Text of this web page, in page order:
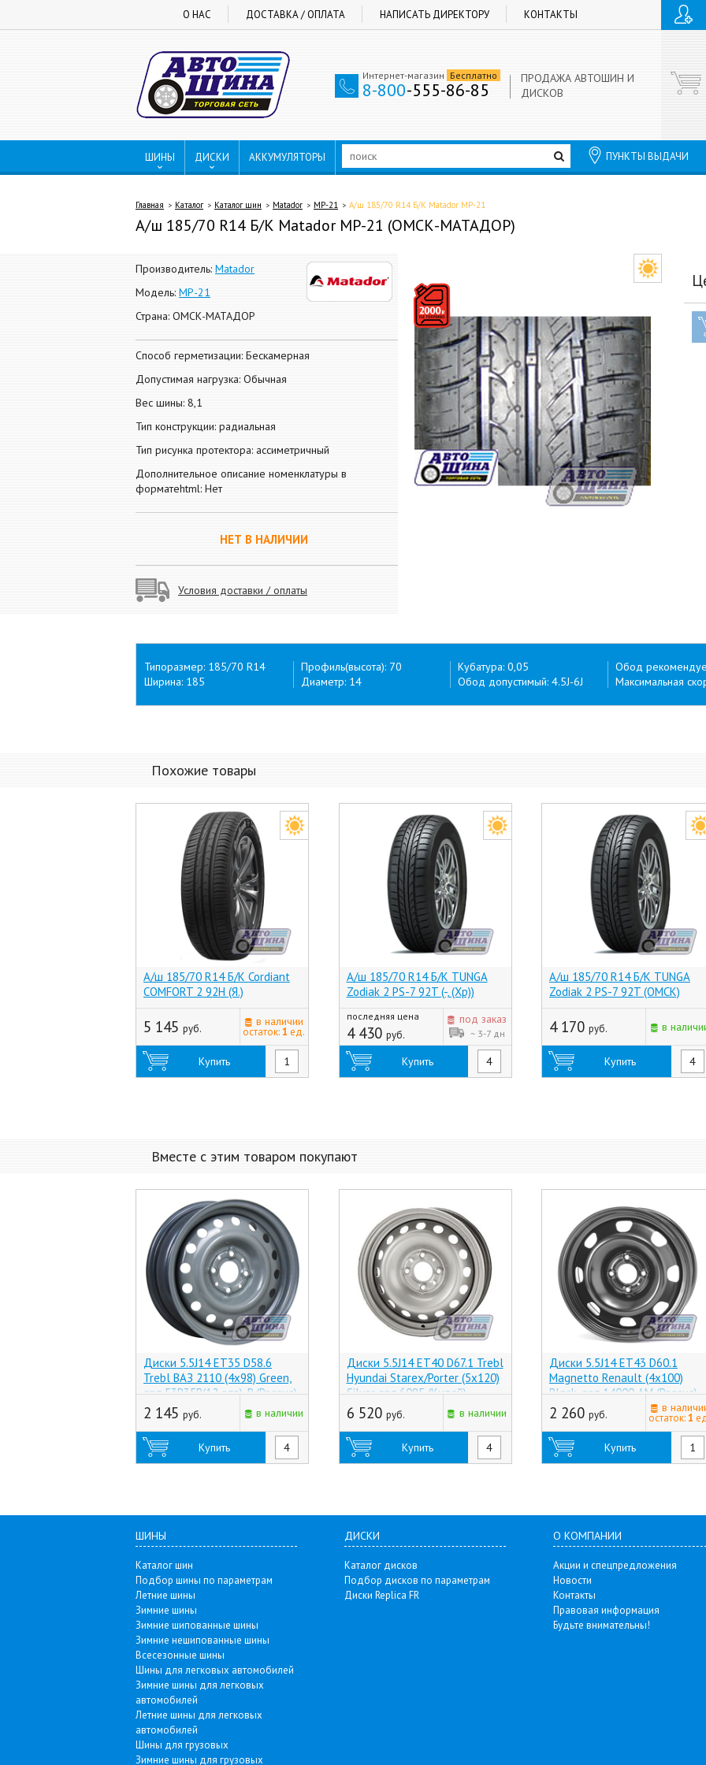
О НАС ДОСТАВКА / ОПЛАТА НАПИСАТЬ ДИРЕКТОРУ КОНТАКТЫ
Интернет-магазин Бесплатно
8-800-555-86-85
ПРОДАЖА АВТОШИН И
ДИСКОВ
ШИНЫ ДИСКИ АККУМУЛЯТОРЫ ПУНКТЫ ВЫДАЧИ
Главная Каталог Каталог шин Matador МР-21 А/ш 185/70 R14 Б/К Matador МР-21
А/ш 185/70 R14 Б/К Matador МР-21 (ОМСК-МАТАДОР)
Производитель: Matador
Модель: МР-21
Страна: ОМСК-МАТАДОР
Способ герметизации: Бескамерная
Допустимая нагрузка: Обычная
Вес шины: 8,1
Тип конструкции: радиальная
Тип рисунка протектора: ассиметричный
Дополнительное описание номенклатуры в
форматеhtml: Нет
НЕТ В НАЛИЧИИ
Условия доставки / оплаты
Типоразмер: 185/70 R14
Ширина: 185
Профиль(высота): 70
Диаметр: 14
Кубатура: 0,05
Обод допустимый: 4.5J-6J
Обод
Максимальная
Похожие товары
А/ш 185/70 R14 Б/К Cordiant
COMFORT 2 92H (Я.)
5 145 руб.
в наличии
остаток:1 ед.
Купить
А/ш 185/70 R14 Б/К TUNGA
Zodiak 2 PS-7 92T (-, (Хр))
последняя цена
4 430 руб.
под заказ
~ 3-7 дн
Купить
А/ш 185/70 R14 Б/К TUNGA
Zodiak 2 PS-7 92T (ОМСК)
4 170 руб. в
Купить
Вместе с этим товаром покупают
Диски 5.5J14 ET35 D58.6
Trebl ВАЗ 2110 (4x98) Green,
арт.53B35B(12 отв)_P (Россия)
2 145 руб. в наличии
Купить
Диски 5.5J14 ET40 D67.1 Trebl
Hyundai Starex/Porter (5x120)
Silver арт.6085 (Китай)
6 520 руб. в наличии
Купить
Диски 5.5J14 ET43 D60.1
Magnetto Renault (4x100)
Black, арт.14000 AM (Россия)
2 260 руб.
в
остаток:1
Купить
ШИНЫ
Каталог шин
Подбор шины по параметрам
Летние шины
Зимние шины
Зимние шипованные шины
Зимние нешипованные шины
Всесезонные шины
Шины для легковых автомобилей
Зимние шины для легковых
автомобилей
Летние шины для легковых
автомобилей
Шины для грузовых
Зимние шины для грузовых
ДИСКИ
Каталог дисков
Подбор дисков по параметрам
Диски Replica FR
О КОМПАНИИ
Акции и спецпредложения
Новости
Контакты
Правовая информация
Будьте внимательны!